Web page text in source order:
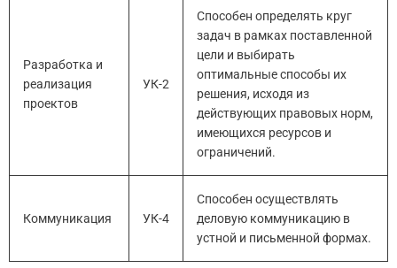
Разработка и
реализация
проектов
УК-2
Способен определять круг
задач в рамках поставленной
цели и выбирать
оптимальные способы их
решения, исходя из
действующих правовых норм,
имеющихся ресурсов и
ограничений.
Коммуникация УК-4
Способен осуществлять
деловую коммуникацию в
устной и письменной формах.